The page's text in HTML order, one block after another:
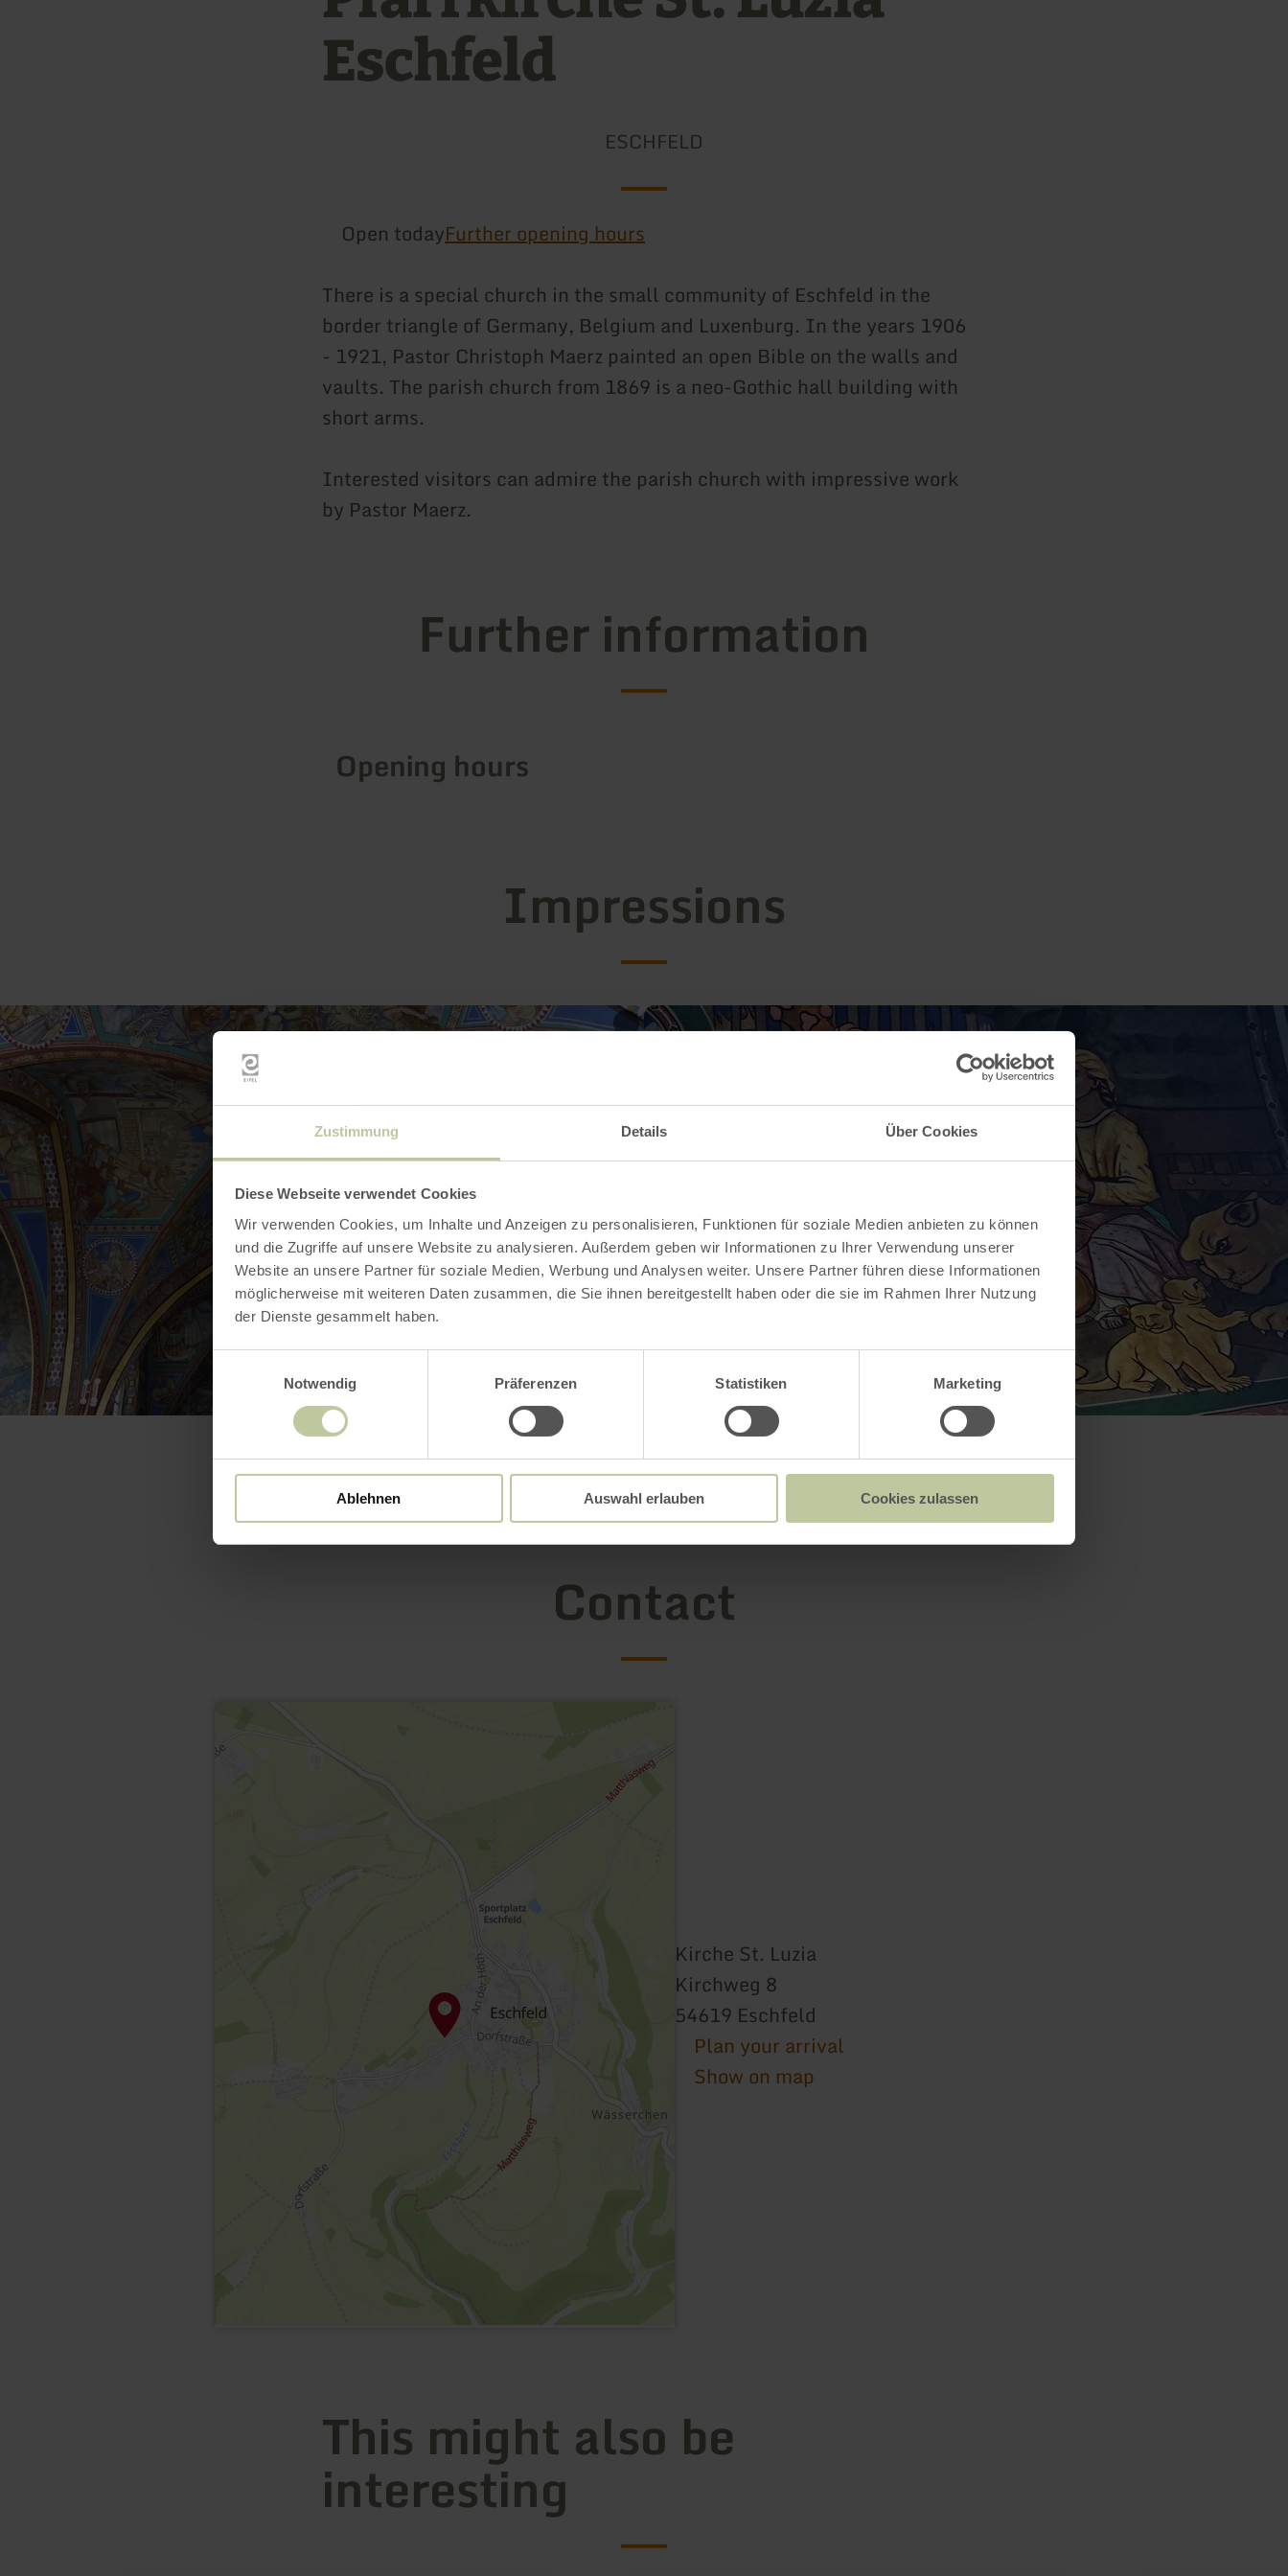
Zustimmung Details Über Cookies
Diese Webseite verwendet Cookies
Wir verwenden Cookies, um Inhalte und Anzeigen zu personalisieren, Funktionen für soziale Medien anbieten zu können
und die Zugriffe auf unsere Website zu analysieren. Außerdem geben wir Informationen zu Ihrer Verwendung unserer
Website an unsere Partner für soziale Medien, Werbung und Analysen weiter. Unsere Partner führen diese Informationen
möglicherweise mit weiteren Daten zusammen, die Sie ihnen bereitgestellt haben oder die sie im Rahmen Ihrer Nutzung
der Dienste gesammelt haben.
Notwendig
Präferenzen Statistiken Marketing
Ablehnen Auswahl erlauben Cookies zulassen
Eschfeld
ESCHFELD
Open todayFurther opening hours
There is a special church in the small community of Eschfeld in the
border triangle of Germany, Belgium and Luxenburg. In the years 1906
- 1921, Pastor Christoph Maerz painted an open Bible on the walls and
vaults. The parish church from 1869 is a neo-Gothic hall building with
short arms.
Interested visitors can admire the parish church with impressive work
by Pastor Maerz.
Further information
Opening hours
Impressions
Open gallery
Contact
Kirche St. Luzia
Kirchweg 8
54619 Eschfeld
Plan your arrival
Show on map
This might also be
interesting